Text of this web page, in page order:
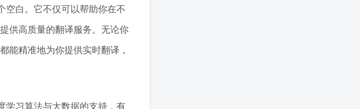
空白。它不仅可以帮助你在不
供高质量的翻译服务。无论你
能精准地为你提供实时翻译，
学习算法与大数据的支持，有